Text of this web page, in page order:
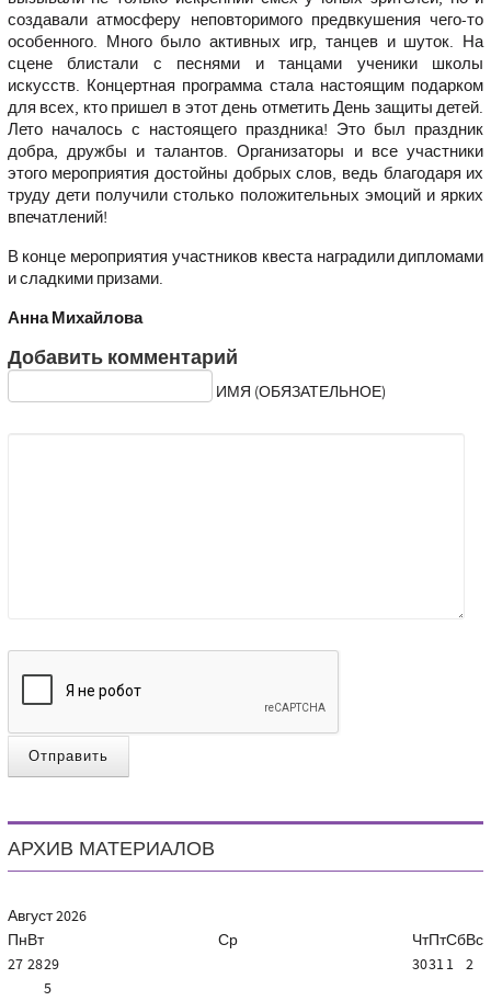
создавали атмосферу неповторимого предвкушения чего-то
особенного. Много было активных игр, танцев и шуток. На
сцене блистали с песнями и танцами ученики школы
искусств. Концертная программа стала настоящим подарком
для всех, кто пришел в этот день отметить День защиты детей.
Лето началось с настоящего праздника! Это был праздник
добра, дружбы и талантов. Организаторы и все участники
этого мероприятия достойны добрых слов, ведь благодаря их
труду дети получили столько положительных эмоций и ярких
впечатлений!
В конце мероприятия участников квеста наградили дипломами
и сладкими призами.
Анна Михайлова
Добавить комментарий
ИМЯ (ОБЯЗАТЕЛЬНОЕ)
Отправить
АРХИВ МАТЕРИАЛОВ
Август2026
ПнВт Ср ЧтПтСбВс
27 2829 30311 2
5